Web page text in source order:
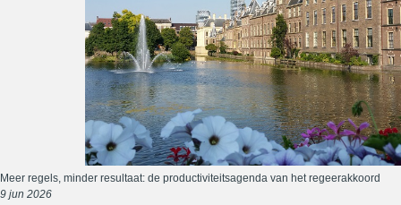
Meer regels, minder resultaat: de productiviteitsagenda van het regeerakkoord
9 jun 2026